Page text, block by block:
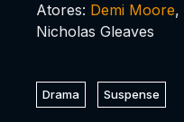
Atores: Demi Moore,
Nicholas Gleaves
Drama Suspense